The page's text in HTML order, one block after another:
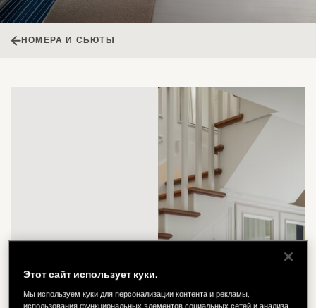
НОМЕРА И СЬЮТЫ
Этот сайт использует куки.
Мы используем куки для персонализации контента и рекламы,
использования функциональных элементов социальных сетей и анализа